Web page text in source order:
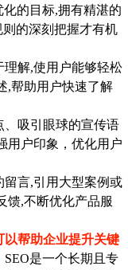
的目标,拥有精湛的
则的深刻把握才有机
理解,使用户能够轻松
,帮助用户快速了解
、吸引眼球的宣传语
用户印象，优化用户
留言,引用大型案例或
馈,不断优化产品服
以帮助企业提升关键
SEO是一个长期且专